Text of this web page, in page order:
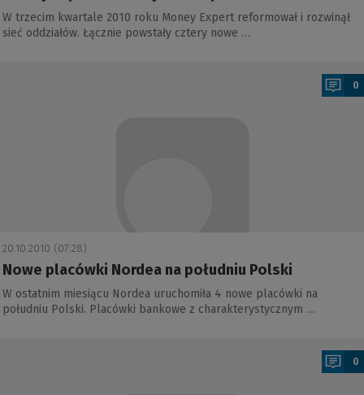
W trzecim kwartale 2010 roku Money Expert reformował i rozwinął
sieć oddziałów. Łącznie powstały cztery nowe …
0
20.10.2010 (07:28)
Nowe placówki Nordea na południu Polski
W ostatnim miesiącu Nordea uruchomiła 4 nowe placówki na
południu Polski. Placówki bankowe z charakterystycznym …
0